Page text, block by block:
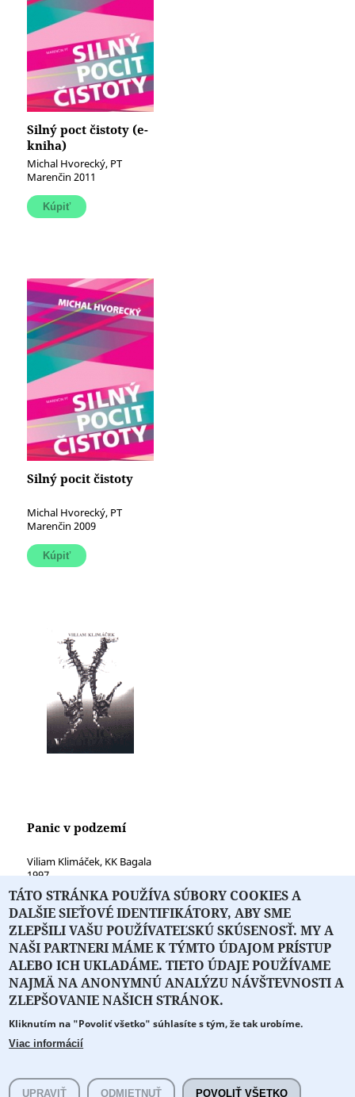
Silný poct čistoty (e-
kniha)
Michal Hvorecký, PT
Marenčin 2011
Silný pocit čistoty
Michal Hvorecký, PT
Marenčin 2009
Panic v podzemí
Viliam Klimáček, KK Bagala
1997
Všetky práva vyhradené.
O PORTÁLI O DRUŽSTVE SPONZORI KONTAKT
Projekt z verejných fondov podporil
Cookie preferencie
TÁTO STRÁNKA POUŽÍVA SÚBORY COOKIES A
DALŠIE SIEŤOVÉ IDENTIFIKÁTORY, ABY SME
ZLEPŠILI VAŠU POUŽÍVATEĽSKÚ SKÚSENOSŤ. MY A
NAŠI PARTNERI MÁME K TÝMTO ÚDAJOM PRÍSTUP
ALEBO ICH UKLADÁME. TIETO ÚDAJE POUŽÍVAME
NAJMÄ NA ANONYMNÚ ANALÝZU NÁVŠTEVNOSTI A
ZLEPŠOVANIE NAŠICH STRÁNOK.
Kliknutím na "Povoliť všetko" súhlasíte s tým, že tak urobíme.
Viac informácií
UPRAVIŤ ODMIETNUŤ POVOLIŤ VŠETKO